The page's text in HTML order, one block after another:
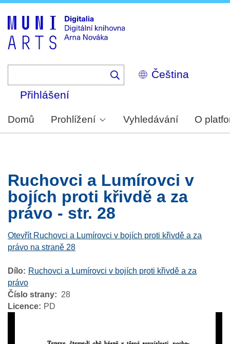
Select
your
Přihlášení
Domů Prohlížení Vyhledávání O
Ruchovci a Lumírovci v
bojích proti křivdě a za
právo - str. 28
Otevřít Ruchovci a Lumírovci v bojích proti křivdě a za
právo na straně 28
Dílo
Ruchovci a Lumírovci v bojích proti křivdě a za
právo
Číslo strany
28
Licence
PD